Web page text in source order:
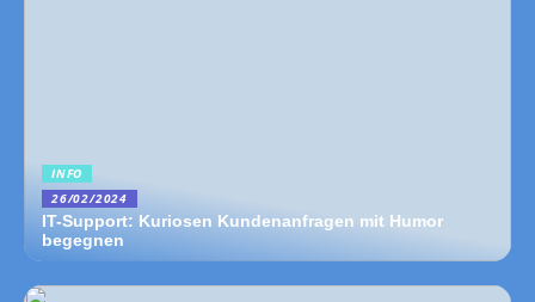
INFO
26/02/2024
IT-Support: Kuriosen Kundenanfragen mit Humor
begegnen